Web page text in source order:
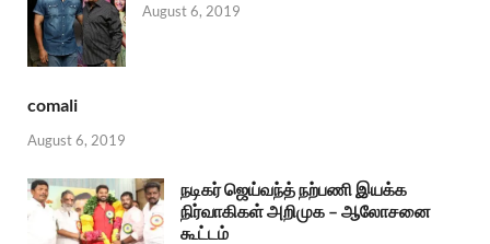
August 6, 2019
comali
August 6, 2019
நடிகர் ஜெய்வந்த் நற்பணி இயக்க
நிர்வாகிகள் அறிமுக – ஆலோசனை
கூட்டம்